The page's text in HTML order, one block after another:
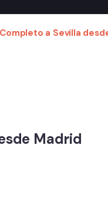
a Sevilla
Madrid